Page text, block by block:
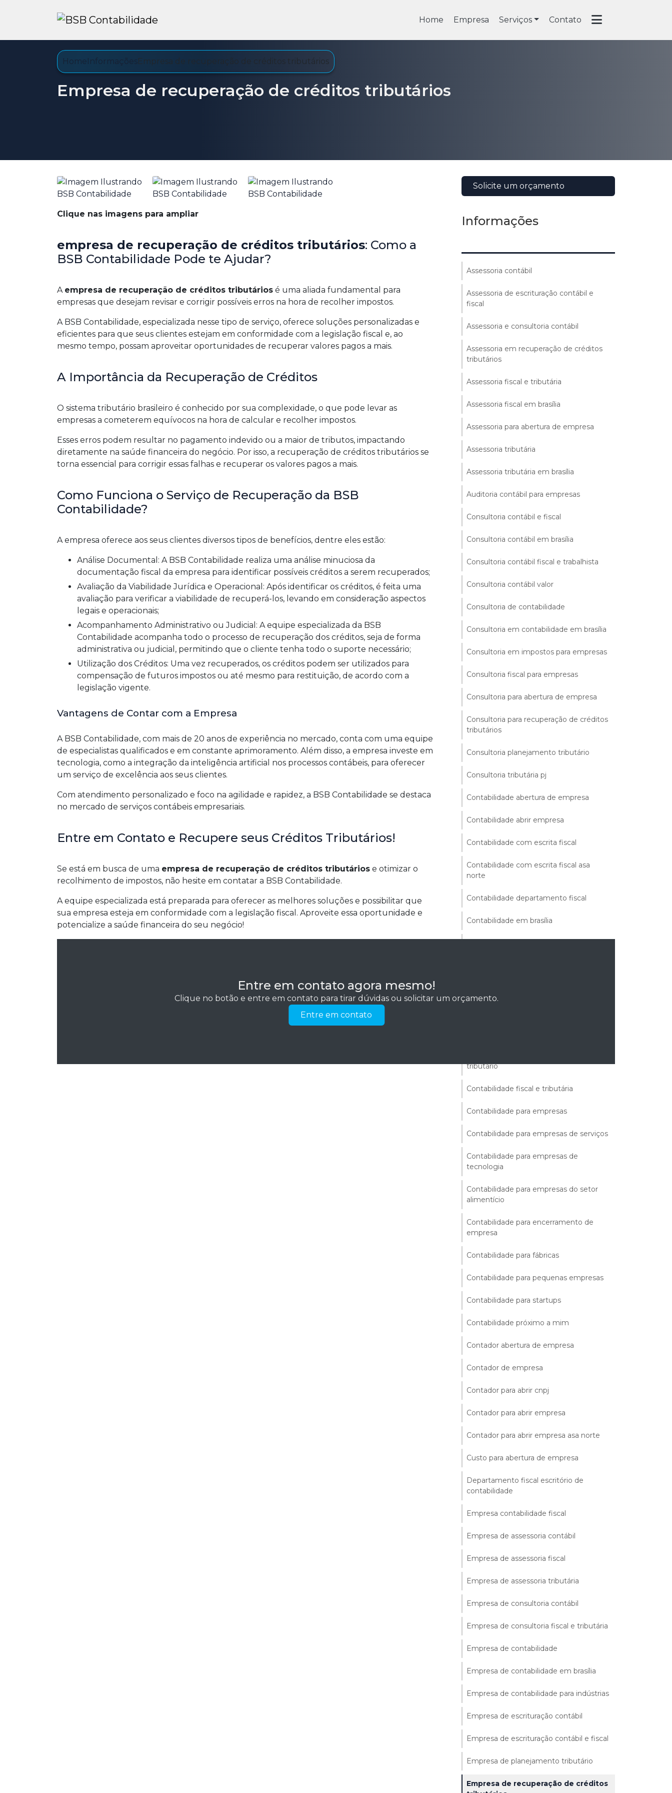
Home Empresa Serviços Contato
HomeInformações Empresa de recuperação de créditos tributários
Empresa de recuperação de créditos tributários
Clique nas imagens para ampliar
empresa de recuperação de créditos tributários: Como a
BSB Contabilidade Pode te Ajudar?
A empresa de recuperação de créditos tributários é uma aliada fundamental para
empresas que desejam revisar e corrigir possíveis erros na hora de recolher impostos.
A BSB Contabilidade, especializada nesse tipo de serviço, oferece soluções personalizadas e
eficientes para que seus clientes estejam em conformidade com a legislação fiscal e, ao
mesmo tempo, possam aproveitar oportunidades de recuperar valores pagos a mais.
A Importância da Recuperação de Créditos
O sistema tributário brasileiro é conhecido por sua complexidade, o que pode levar as
empresas a cometerem equívocos na hora de calcular e recolher impostos.
Esses erros podem resultar no pagamento indevido ou a maior de tributos, impactando
diretamente na saúde financeira do negócio. Por isso, a recuperação de créditos tributários se
torna essencial para corrigir essas falhas e recuperar os valores pagos a mais.
Como Funciona o Serviço de Recuperação da BSB
Contabilidade?
A empresa oferece aos seus clientes diversos tipos de benefícios, dentre eles estão:
Análise Documental: A BSB Contabilidade realiza uma análise minuciosa da
documentação fiscal da empresa para identificar possíveis créditos a serem recuperados;
Avaliação da Viabilidade Jurídica e Operacional: Após identificar os créditos, é feita uma
avaliação para verificar a viabilidade de recuperá-los, levando em consideração aspectos
legais e operacionais;
Acompanhamento Administrativo ou Judicial: A equipe especializada da BSB
Contabilidade acompanha todo o processo de recuperação dos créditos, seja de forma
administrativa ou judicial, permitindo que o cliente tenha todo o suporte necessário;
Utilização dos Créditos: Uma vez recuperados, os créditos podem ser utilizados para
compensação de futuros impostos ou até mesmo para restituição, de acordo com a
legislação vigente.
Vantagens de Contar com a Empresa
A BSB Contabilidade, com mais de 20 anos de experiência no mercado, conta com uma equipe
de especialistas qualificados e em constante aprimoramento. Além disso, a empresa investe em
tecnologia, como a integração da inteligência artificial nos processos contábeis, para oferecer
um serviço de excelência aos seus clientes.
Com atendimento personalizado e foco na agilidade e rapidez, a BSB Contabilidade se destaca
no mercado de serviços contábeis empresariais.
Entre em Contato e Recupere seus Créditos Tributários!
Se está em busca de uma empresa de recuperação de créditos tributários e otimizar o
recolhimento de impostos, não hesite em contatar a BSB Contabilidade.
A equipe especializada está preparada para oferecer as melhores soluções e possibilitar que
sua empresa esteja em conformidade com a legislação fiscal. Aproveite essa oportunidade e
potencialize a saúde financeira do seu negócio!
Entre em contato agora mesmo!
Clique no botão e entre em contato para tirar dúvidas ou solicitar um orçamento.
Entre em contato
Solicite um orçamento
Informações
Assessoria contábil
Assessoria de escrituração contábil e
fiscal
Assessoria e consultoria contábil
Assessoria em recuperação de créditos
tributários
Assessoria fiscal e tributária
Assessoria fiscal em brasília
Assessoria para abertura de empresa
Assessoria tributária
Assessoria tributária em brasília
Auditoria contábil para empresas
Consultoria contábil e fiscal
Consultoria contábil em brasília
Consultoria contábil fiscal e trabalhista
Consultoria contábil valor
Consultoria de contabilidade
Consultoria em contabilidade em brasília
Consultoria em impostos para empresas
Consultoria fiscal para empresas
Consultoria para abertura de empresa
Consultoria para recuperação de créditos
tributários
Consultoria planejamento tributário
Consultoria tributária pj
Contabilidade abertura de empresa
Contabilidade abrir empresa
Contabilidade com escrita fiscal
Contabilidade com escrita fiscal asa
norte
Contabilidade departamento fiscal
Contabilidade em brasília
tributário
Contabilidade fiscal e tributária
Contabilidade para empresas
Contabilidade para empresas de serviços
Contabilidade para empresas de
tecnologia
Contabilidade para empresas do setor
alimentício
Contabilidade para encerramento de
empresa
Contabilidade para fábricas
Contabilidade para pequenas empresas
Contabilidade para startups
Contabilidade próximo a mim
Contador abertura de empresa
Contador de empresa
Contador para abrir cnpj
Contador para abrir empresa
Contador para abrir empresa asa norte
Custo para abertura de empresa
Departamento fiscal escritório de
contabilidade
Empresa contabilidade fiscal
Empresa de assessoria contábil
Empresa de assessoria fiscal
Empresa de assessoria tributária
Empresa de consultoria contábil
Empresa de consultoria fiscal e tributária
Empresa de contabilidade
Empresa de contabilidade em brasília
Empresa de contabilidade para indústrias
Empresa de escrituração contábil
Empresa de escrituração contábil e fiscal
Empresa de planejamento tributário
Empresa de recuperação de créditos